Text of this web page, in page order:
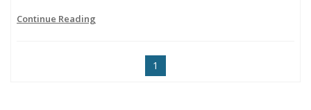
Continue Reading
1